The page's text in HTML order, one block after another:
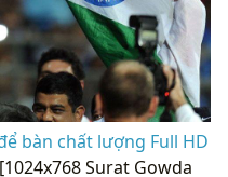
bàn chất lượng Full HD
Surat Gowda